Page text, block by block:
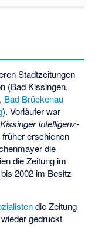
Stadtzeitungen
(Bad Kissingen,
Bad Brückenau
). Vorläufer war
Kissinger Intelligenz-
erschienen
die
die Zeitung im
2002 im Besitz
die Zeitung
gedruckt